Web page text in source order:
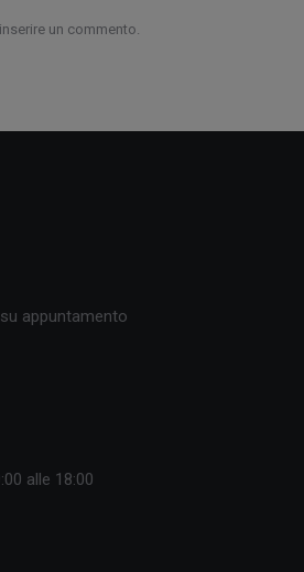
un commento.
appuntamento
alle 18:00